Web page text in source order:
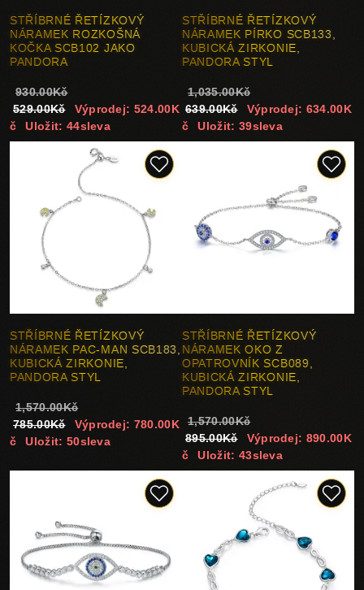
STŘÍBRNÉ ŘETÍZKOVÝ
NÁRAMEK ROZKOŠNÁ
KOČKA SCB102 JAKO
PANDORA
930.00Kč
529.00Kč
Výprodej: 524.00K
č
Uložit: 44sleva
STŘÍBRNÉ ŘETÍZKOVÝ
NÁRAMEK PÍRKO SCB133,
KUBICKÁ ZIRKONIE,
PANDORA STYL
1,035.00Kč
639.00Kč
Výprodej: 634.00K
č
Uložit: 39sleva
STŘÍBRNÉ ŘETÍZKOVÝ
NÁRAMEK PAC-MAN SCB183,
KUBICKÁ ZIRKONIE,
PANDORA STYL
1,570.00Kč
785.00Kč
Výprodej: 780.00K
č
Uložit: 50sleva
STŘÍBRNÉ ŘETÍZKOVÝ
NÁRAMEK OKO Z
OPATROVNÍK SCB089,
KUBICKÁ ZIRKONIE,
PANDORA STYL
1,570.00Kč
895.00Kč
Výprodej: 890.00K
č
Uložit: 43sleva